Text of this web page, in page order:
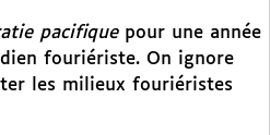
pacifique pour une année
fouriériste. On ignore
les milieux fouriéristes